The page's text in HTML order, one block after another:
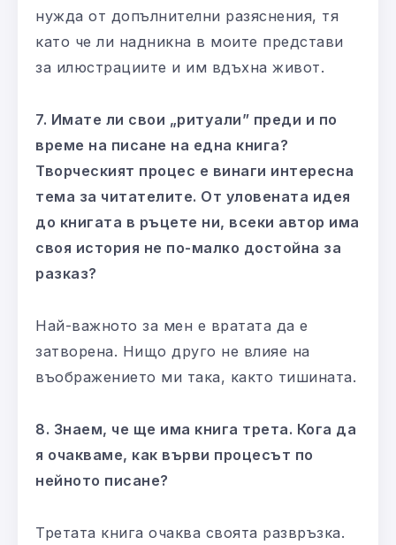
нужда от допълнителни разяснения, тя
като че ли надникна в моите представи
за илюстрациите и им вдъхна живот.
7. Имате ли свои „ритуали” преди и по
време на писане на една книга?
Творческият процес е винаги интересна
тема за читателите. От уловената идея
до книгата в ръцете ни, всеки автор има
своя история не по-малко достойна за
разказ?
Най-важното за мен е вратата да е
затворена. Нищо друго не влияе на
въображението ми така, както тишината.
8. Знаем, че ще има книга трета. Кога да
я очакваме, как върви процесът по
нейното писане?
Третата книга очаква своята развръзка.